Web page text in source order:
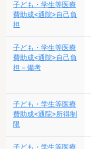
子ども・学生等医療
費助成<通院>自己負
担
子ども・学生等医療
費助成<通院>自己負
担－備考
子ども・学生等医療
費助成<通院>所得制
限
子ども・学生等医療